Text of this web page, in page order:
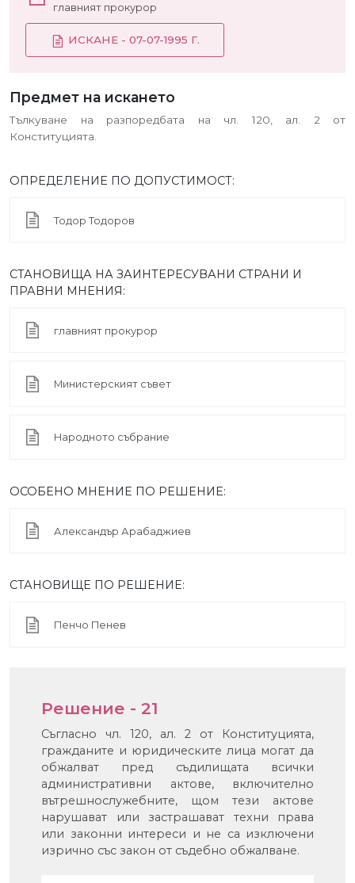
главният прокурор
ИСКАНЕ - 07-07-1995 Г.
Предмет на искането
Тълкуване на разпоредбата на чл. 120, ал. 2 от
Конституцията.
ОПРЕДЕЛЕНИЕ ПО ДОПУСТИМОСТ:
Тодор Тодоров
СТАНОВИЩА НА ЗАИНТЕРЕСУВАНИ СТРАНИ И
ПРАВНИ МНЕНИЯ:
главният прокурор
Министерският съвет
Народното събрание
ОСОБЕНО МНЕНИЕ ПО РЕШЕНИЕ:
Александър Арабаджиев
СТАНОВИЩЕ ПО РЕШЕНИЕ:
Пенчо Пенев
Решение - 21
Съгласно чл. 120, ал. 2 от Конституцията,
гражданите и юридическите лица могат да
обжалват пред съдилищата всички
административни актове, включително
вътрешнослужебните, щом тези актове
нарушават или застрашават техни права
или законни интереси и не са изключени
изрично със закон от съдебно обжалване.